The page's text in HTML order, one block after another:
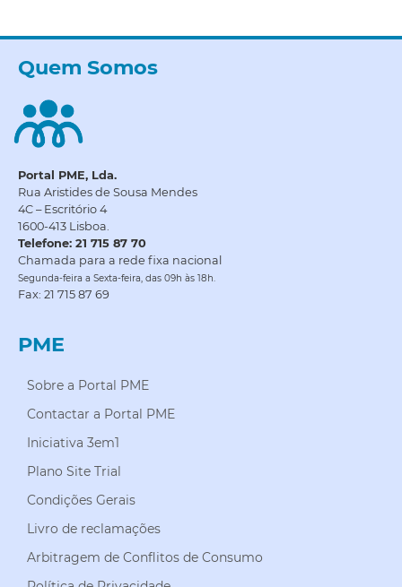
Quem Somos
Portal PME, Lda.
Rua Aristides de Sousa Mendes
4C – Escritório 4
1600-413 Lisboa.
Telefone: 21 715 87 70
Chamada para a rede fixa nacional
Segunda-feira a Sexta-feira, das 09h às 18h.
Fax: 21 715 87 69
PME
Sobre a Portal PME
Contactar a Portal PME
Iniciativa 3em1
Plano Site Trial
Condições Gerais
Livro de reclamações
Arbitragem de Conflitos de Consumo